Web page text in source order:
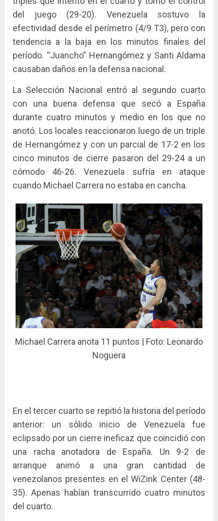
del juego (29-20). Venezuela sostuvo la
efectividad desde el perímetro (4/9 T3), pero con
tendencia a la baja en los minutos finales del
período. “Juancho” Hernangómez y Santi Aldama
causaban daños en la defensa nacional.
La Selección Nacional entró al segundo cuarto
con una buena defensa que secó a España
durante cuatro minutos y medio en los que no
anotó. Los locales reaccionaron luego de un triple
de Hernangómez y con un parcial de 17-2 en los
cinco minutos de cierre pasaron del 29-24 a un
cómodo 46-26. Venezuela sufría en ataque
cuando Michael Carrera no estaba en cancha.
Michael Carrera anota 11 puntos | Foto: Leonardo
Noguera
En el tercer cuarto se repitió la historia del período
anterior: un sólido inicio de Venezuela fue
eclipsado por un cierre ineficaz que coincidió con
una racha anotadora de España. Un 9-2 de
arranque animó a una gran cantidad de
venezolanos presentes en el WiZink Center (48-
35). Apenas habían transcurrido cuatro minutos
del cuarto.